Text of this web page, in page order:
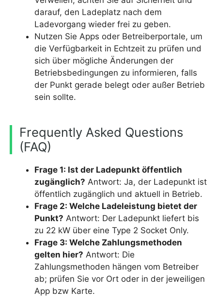
darauf, den Ladeplatz nach dem
Ladevorgang wieder frei zu geben.
Nutzen Sie Apps oder Betreiberportale, um
die Verfügbarkeit in Echtzeit zu prüfen und
sich über mögliche Änderungen der
Betriebsbedingungen zu informieren, falls
der Punkt gerade belegt oder außer Betrieb
sein sollte.
Frequently Asked Questions
(FAQ)
Frage 1: Ist der Ladepunkt öffentlich
zugänglich? Antwort: Ja, der Ladepunkt ist
öffentlich zugänglich und aktuell in Betrieb.
Frage 2: Welche Ladeleistung bietet der
Punkt? Antwort: Der Ladepunkt liefert bis
zu 22 kW über eine Type 2 Socket Only.
Frage 3: Welche Zahlungsmethoden
gelten hier? Antwort: Die
Zahlungsmethoden hängen vom Betreiber
ab; prüfen Sie vor Ort oder in der jeweiligen
App bzw Karte.